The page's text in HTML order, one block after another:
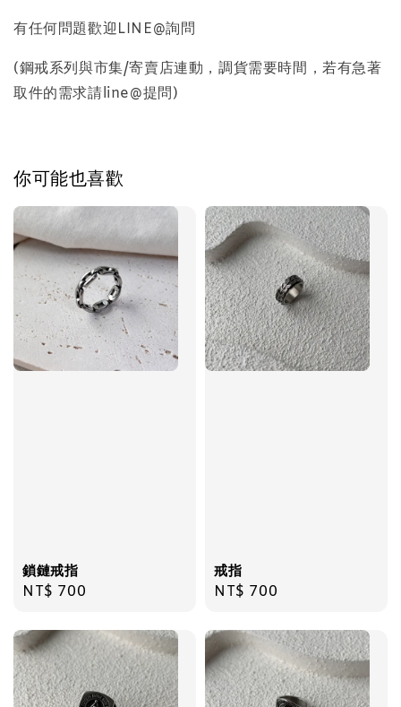
NT$ 298
NT$ 399
- +
飾品禮物盒加價購
有任何問題歡迎LINE@詢問
(鋼戒系列與市集/寄賣店連動，調貨需要時間，若有急著
取件的需求請line@提問)
你可能也喜歡
鎖鏈戒指
Regular
NT$ 700
戒指
Regular
NT$ 700